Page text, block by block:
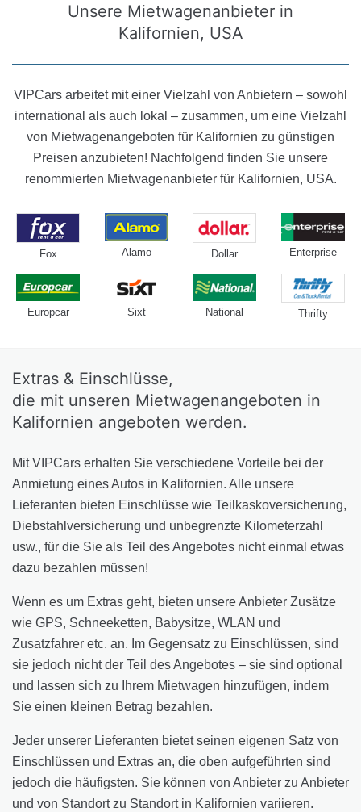
Unsere Mietwagenanbieter in
Kalifornien, USA
VIPCars arbeitet mit einer Vielzahl von Anbietern – sowohl
international als auch lokal – zusammen, um eine Vielzahl
von Mietwagenangeboten für Kalifornien zu günstigen
Preisen anzubieten! Nachfolgend finden Sie unsere
renommierten Mietwagenanbieter für Kalifornien, USA.
Fox Alamo Dollar Enterprise
Europcar Sixt National Thrifty
Extras & Einschlüsse,
die mit unseren Mietwagenangeboten in
Kalifornien angeboten werden.
Mit VIPCars erhalten Sie verschiedene Vorteile bei der
Anmietung eines Autos in Kalifornien. Alle unsere
Lieferanten bieten Einschlüsse wie Teilkaskoversicherung,
Diebstahlversicherung und unbegrenzte Kilometerzahl
usw., für die Sie als Teil des Angebotes nicht einmal etwas
dazu bezahlen müssen!
Wenn es um Extras geht, bieten unsere Anbieter Zusätze
wie GPS, Schneeketten, Babysitze, WLAN und
Zusatzfahrer etc. an. Im Gegensatz zu Einschlüssen, sind
sie jedoch nicht der Teil des Angebotes – sie sind optional
und lassen sich zu Ihrem Mietwagen hinzufügen, indem
Sie einen kleinen Betrag bezahlen.
Jeder unserer Lieferanten bietet seinen eigenen Satz von
Einschlüssen und Extras an, die oben aufgeführten sind
jedoch die häufigsten. Sie können von Anbieter zu Anbieter
und von Standort zu Standort in Kalifornien variieren.